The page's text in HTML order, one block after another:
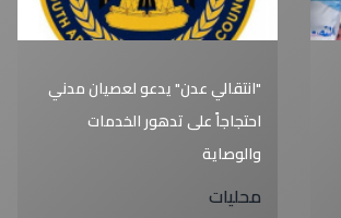
"انتقالي عدن" يدعو لعصيان مدني
احتجاجاً على تدهور الخدمات
والوصاية
محليات